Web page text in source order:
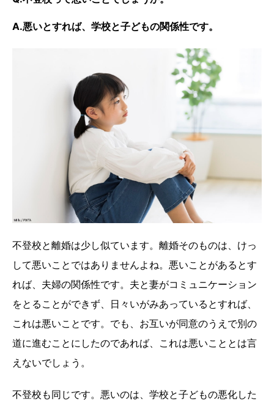
A.悪いとすれば、学校と子どもの関係性です。
不登校と離婚は少し似ています。離婚そのものは、けっ
して悪いことではありませんよね。悪いことがあるとす
れば、夫婦の関係性です。夫と妻がコミュニケーション
をとることができず、日々いがみあっているとすれば、
これは悪いことです。でも、お互いが同意のうえで別の
道に進むことにしたのであれば、これは悪いこととは言
えないでしょう。
不登校も同じです。悪いのは、学校と子どもの悪化した